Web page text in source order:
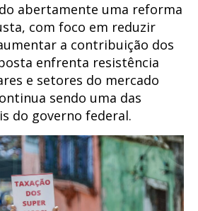
abertamente uma reforma
com foco em reduzir
a contribuição dos
enfrenta resistência
e setores do mercado
sendo uma das
do governo federal.